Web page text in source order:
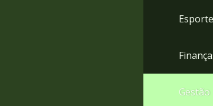
Gestão